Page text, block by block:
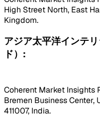
High Street North, East
Kingdom.
アジア太平洋インテ
ド）:
Coherent Market Insights
Bremen Business Center,
411007, India.